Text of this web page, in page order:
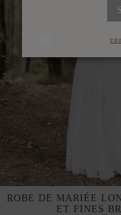
ROBE DE MARIÉE
ET FINES